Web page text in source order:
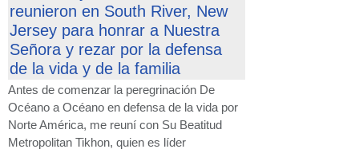
reunieron en South River, New
Jersey para honrar a Nuestra
Señora y rezar por la defensa
de la vida y de la familia
Antes de comenzar la peregrinación De
Océano a Océano en defensa de la vida por
Norte América, me reuní con Su Beatitud
Metropolitan Tikhon, quien es líder